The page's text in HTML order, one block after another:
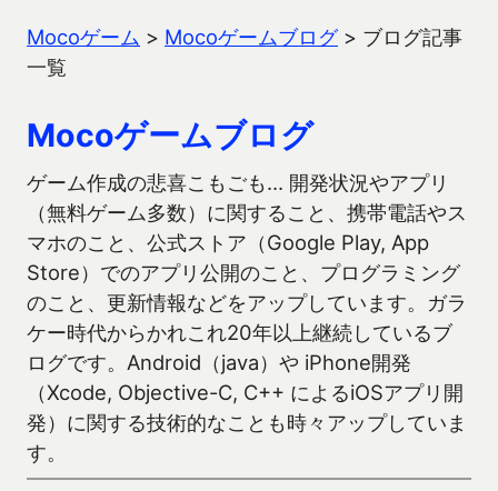
Mocoゲーム > Mocoゲームブログ> ブログ記事
一覧
Mocoゲームブログ
ゲーム作成の悲喜こもごも… 開発状況やアプリ
（無料ゲーム多数）に関すること、携帯電話やス
マホのこと、公式ストア（Google Play, App
Store）でのアプリ公開のこと、プログラミング
のこと、更新情報などをアップしています。ガラ
ケー時代からかれこれ20年以上継続しているブ
ログです。Android（java）や iPhone開発
（Xcode, Objective-C, C++ によるiOSアプリ開
発）に関する技術的なことも時々アップしていま
す。